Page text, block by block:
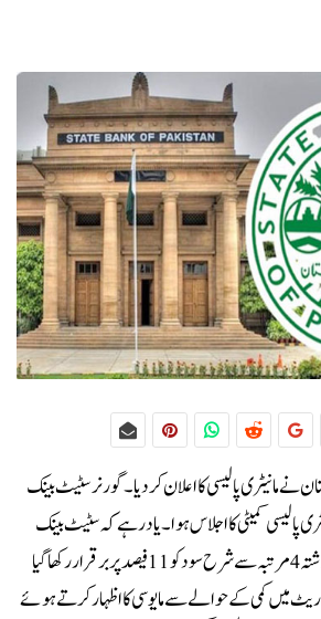
مانیٹری پالیسی کا اعلان کر دیا۔گورنر سٹیٹ بینک
پالیسی کمیٹی کا اجلاس ہوا۔یاد رہے کہ سٹیٹ بینک
آف پاکستان کی جانب سے گزشتہ 4 مرتبہ سے شرح سود کو 11 فیصد پر برقرار رکھا گیا
میں کمی کے حوالے سے مایوسی کا اظہار کرتے ہوئے